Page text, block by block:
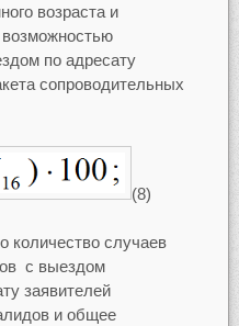
возраста и
возможностью
по адресату
сопроводительных
(8)
количество случаев
с выездом
заявителей
и общее